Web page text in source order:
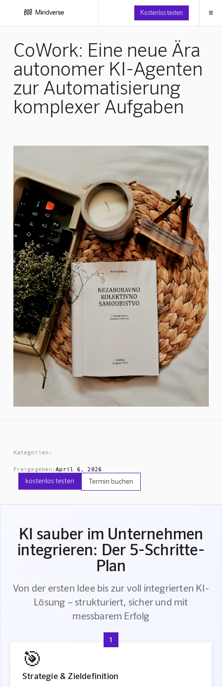
Kostenlos testen ≡
CoWork: Eine neue Ära
autonomer KI-Agenten
zur Automatisierung
komplexer Aufgaben
Kategorien:
Freigegeben:April 6, 2026
kostenlos testen Termin buchen
KI sauber im Unternehmen
integrieren: Der 5-Schritte-
Plan
Von der ersten Idee bis zur voll integrierten KI-
Lösung – strukturiert, sicher und mit
messbarem Erfolg
1
🎯
Strategie & Zieldefinition